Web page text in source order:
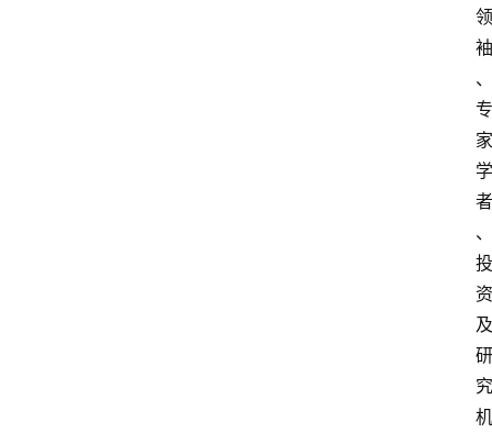
领
袖
、
专
家
学
者
、
投
资
及
研
究
机